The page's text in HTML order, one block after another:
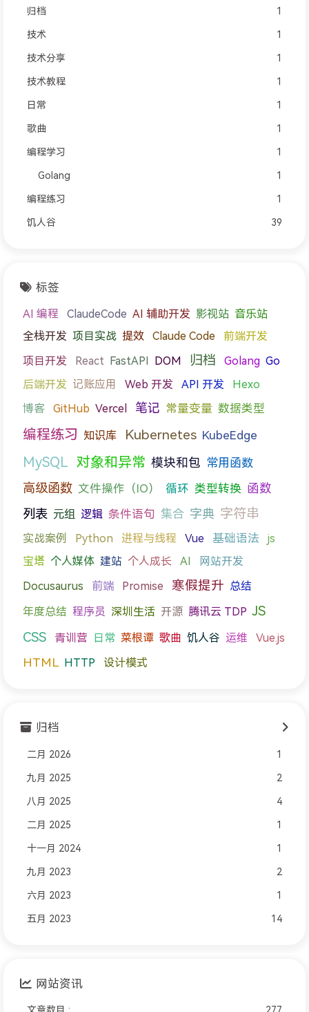
归档 1
技术 1
技术分享 1
技术教程 1
日常 1
歌曲 1
编程学习 1
Golang 1
编程练习 1
饥人谷 39
标签
AI 编程
ClaudeCode AI 辅助开发 影视站 音乐站
全栈开发 项目实战 提效 Claude Code 前端开发
项目开发 React FastAPI DOM 归档 Golang Go
后端开发 记账应用 Web 开发 API 开发 Hexo
博客 GitHub Vercel 笔记 常量变量 数据类型
编程练习 知识库 Kubernetes KubeEdge
MySQL 对象和异常 模块和包 常用函数
高级函数 文件操作（IO） 循环 类型转换 函数
列表 元组 逻辑 条件语句 集合 字典 字符串
实战案例 Python 进程与线程 Vue 基础语法
js
宝塔 个人媒体 建站 个人成长 AI 网站开发
Docusaurus 前端 Promise 寒假提升 总结
年度总结 程序员 深圳生活 开源 腾讯云 TDP JS
CSS
青训营 日常 菜根谭 歌曲 饥人谷 运维 Vue.js
HTML HTTP 设计模式
归档
二月 2026 1
九月 2025 2
八月 2025 4
二月 2025 1
十一月 2024 1
九月 2023 2
六月 2023 1
五月 2023 14
网站资讯